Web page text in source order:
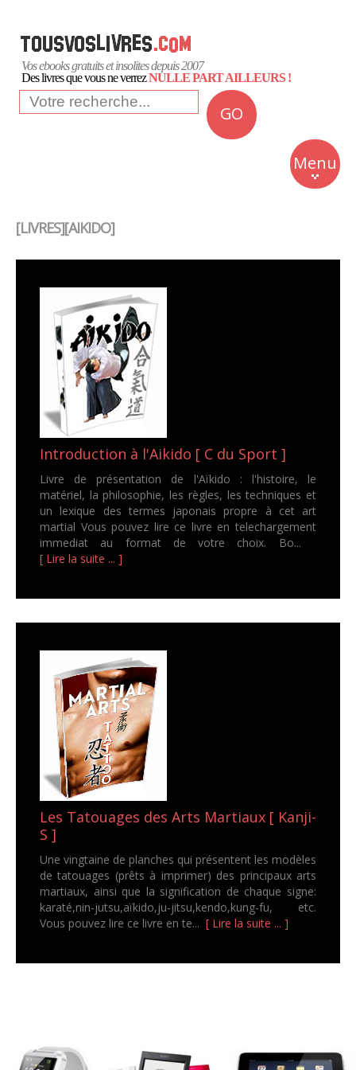
Vos ebooks gratuits et insolites depuis 2007
Des livres que vous ne verrezNULLE PART AILLEURS !
GO
Menu
Insolite
Business
[LIVRES][AIKIDO]
Introduction à l'Aikido [ C du Sport ]
Livre de présentation de l'Aïkido : l'histoire, le
matériel, la philosophie, les règles, les techniques et
un lexique des termes japonais propre à cet art
martial Vous pouvez lire ce livre en telechargement
immediat au format de votre choix. Bo...
[ Lire la suite ... ]
Les Tatouages des Arts Martiaux [ Kanji-
S ]
Une vingtaine de planches qui présentent les modèles
de tatouages (prêts à imprimer) des principaux arts
martiaux, ainsi que la signification de chaque signe:
karaté,nin-jutsu,aïkido,ju-jitsu,kendo,kung-fu, etc.
Vous pouvez lire ce livre en te... [ Lire la suite ... ]